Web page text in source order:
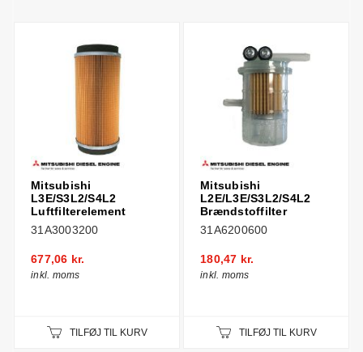
Mitsubishi
L3E/S3L2/S4L2
Luftfilterelement
31A3003200
677,06 kr.
inkl. moms
TILFØJ TIL KURV
Mitsubishi
L2E/L3E/S3L2/S4L2
Brændstoffilter
31A6200600
180,47 kr.
inkl. moms
TILFØJ TIL KURV